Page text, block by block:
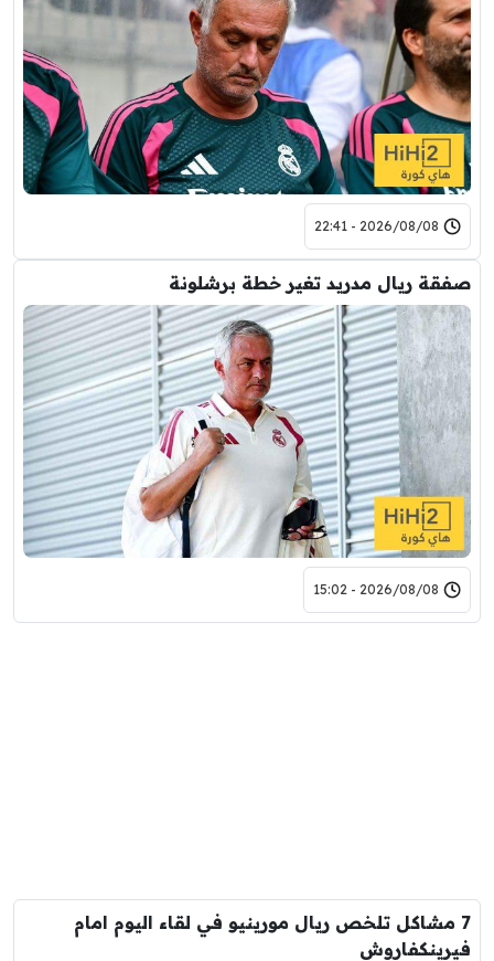
2026/08/08 - 22:41
صفقة ريال مدريد تغير خطة برشلونة
2026/08/08 - 15:02
7 مشاكل تلخص ريال مورينيو في لقاء اليوم امام
فيرينكفاروش